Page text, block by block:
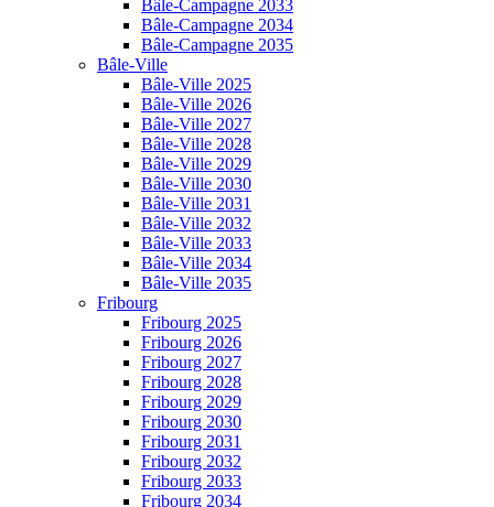
Bâle-Campagne 2033
Bâle-Campagne 2034
Bâle-Campagne 2035
Bâle-Ville
Bâle-Ville 2025
Bâle-Ville 2026
Bâle-Ville 2027
Bâle-Ville 2028
Bâle-Ville 2029
Bâle-Ville 2030
Bâle-Ville 2031
Bâle-Ville 2032
Bâle-Ville 2033
Bâle-Ville 2034
Bâle-Ville 2035
Fribourg
Fribourg 2025
Fribourg 2026
Fribourg 2027
Fribourg 2028
Fribourg 2029
Fribourg 2030
Fribourg 2031
Fribourg 2032
Fribourg 2033
Fribourg 2034